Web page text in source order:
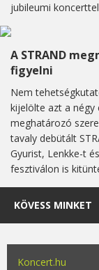
jubileumi
A STRAND
figyelni
Nem
kijelölte azt a négy
meghatározó
tavaly debütált
Gyurist, Lenkke-t
fesztiválon is
KÖVESS MINKET
Koncert.hu